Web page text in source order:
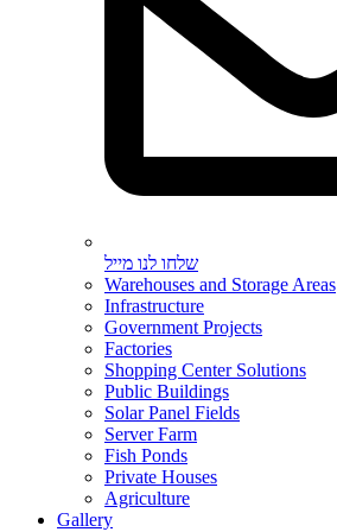
שלחו לנו מייל
Warehouses and Storage Areas
Infrastructure
Government Projects
Factories
Shopping Center Solutions
Public Buildings
Solar Panel Fields
Server Farm
Fish Ponds
Private Houses
Agriculture
Gallery